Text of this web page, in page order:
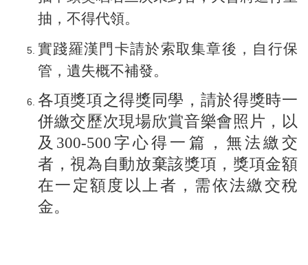
抽，不得代領。
實踐羅漢門卡請於索取集章後，自行保
管，遺失概不補發。
各項獎項之得獎同學，請於得獎時一
併繳交歷次現場欣賞音樂會照片，以
及300-500字心得一篇，無法繳交
者，視為自動放棄該獎項，獎項金額
在一定額度以上者，需依法繳交稅
金。